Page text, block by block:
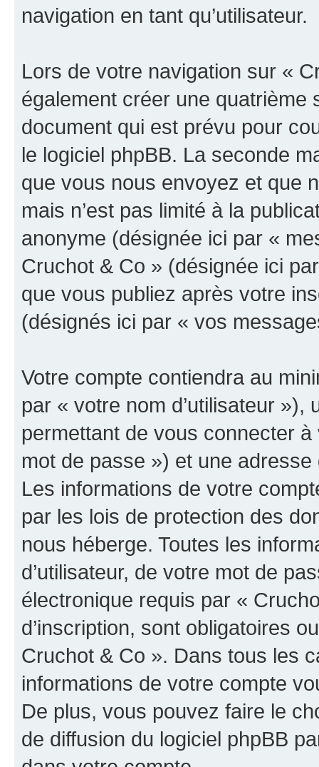
navigation en tant qu’utilisateur.
Lors de votre navigation sur «
également créer une
document qui est prévu pour
le logiciel phpBB. La seconde
que vous nous envoyez et que
mais n’est pas limité à la
anonyme (désignée ici par «
Cruchot & Co » (désignée ici
que vous publiez après votre
(désignés ici par « vos
Votre compte contiendra au
par « votre nom d’utilisateur
permettant de vous connecter
mot de passe ») et une
Les informations de votre
par les lois de protection des
nous héberge. Toutes les
d’utilisateur, de votre mot de
électronique requis par «
d’inscription, sont obligatoires
Cruchot & Co ». Dans tous les
informations de votre compte
De plus, vous pouvez faire le
de diffusion du logiciel phpBB